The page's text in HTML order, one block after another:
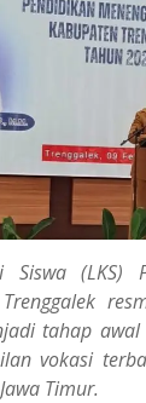
Siswa (LKS)
tahap awal
vokasi
Timur.